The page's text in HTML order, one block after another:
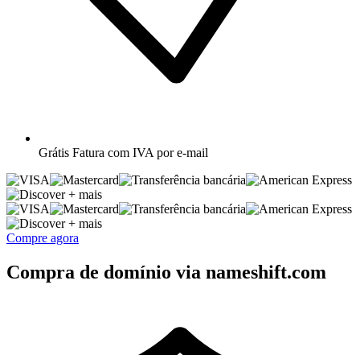
Grátis Fatura com IVA por e-mail
+ mais
+ mais
Compre agora
Compra de domínio via nameshift.com